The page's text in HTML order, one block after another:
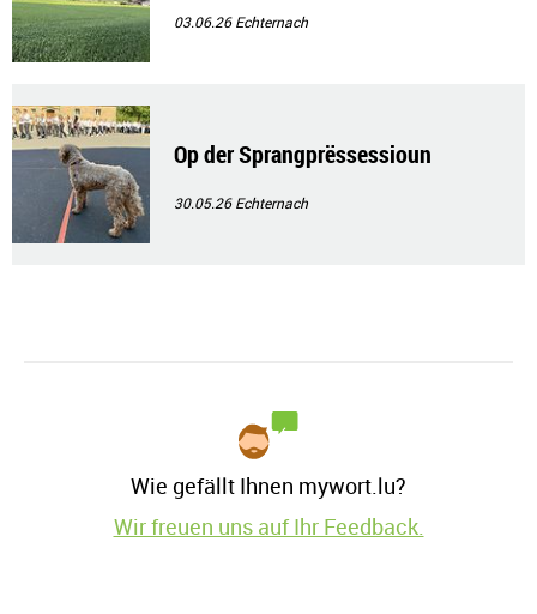
03.06.26Echternach
Op der Sprangprëssessioun
30.05.26Echternach
Wie gefällt Ihnen mywort.lu?
Wir freuen uns auf Ihr Feedback.